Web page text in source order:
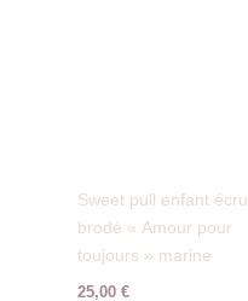
Sweet pull enfant écru
brodé « Amour pour
toujours » marine
25,00 €